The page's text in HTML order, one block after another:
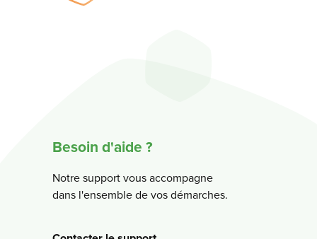
Besoin d'aide ?
Notre support vous accompagne
dans l'ensemble de vos démarches.